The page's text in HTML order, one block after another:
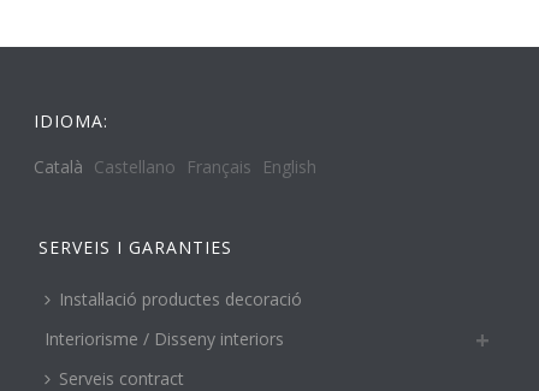
IDIOMA:
Català Castellano Français English
SERVEIS I GARANTIES
Instal·lació productes decoració
Interiorisme / Disseny interiors
Serveis contract